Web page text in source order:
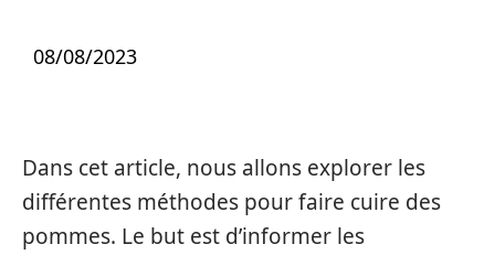
08/08/2023
Dans cet article, nous allons explorer les
différentes méthodes pour faire cuire des
pommes. Le but est d’informer les